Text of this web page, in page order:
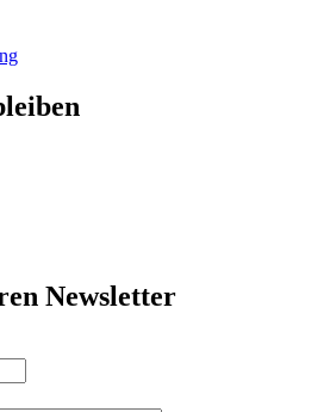
Newsletter